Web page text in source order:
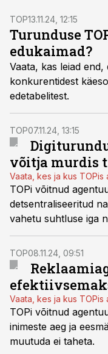
TOP13.11.24, 12:15
Turunduse
edukaimad?
Vaata, kas leiad
konkurentidest
edetabelitest.
TOP07.11.24, 13:15
võitja murdis
Vaata, kes ja kus TOPis
TOPi võitnud
detsentraliseeritud
vahetu suhtluse iga
TOP08.11.24, 09:51
Vaata, kes ja kus TOPis
TOPi võitnud
inimeste aeg ja
muutuda ei taheta.